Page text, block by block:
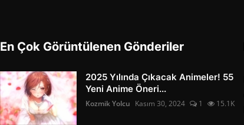
En Çok Görüntülenen Gönderiler
2025 Yılında Çıkacak Animeler! 55
Yeni Anime Öneri...
Kozmik Yolcu Kasım 30, 2024 1 15.1K